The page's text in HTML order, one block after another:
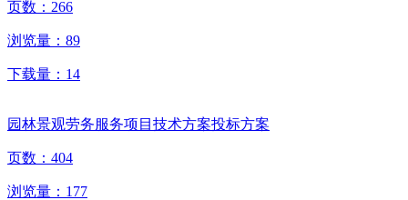
页数： 266
浏览量： 89
下载量： 14
园林景观劳务服务项目技术方案投标方案
页数： 404
浏览量： 177